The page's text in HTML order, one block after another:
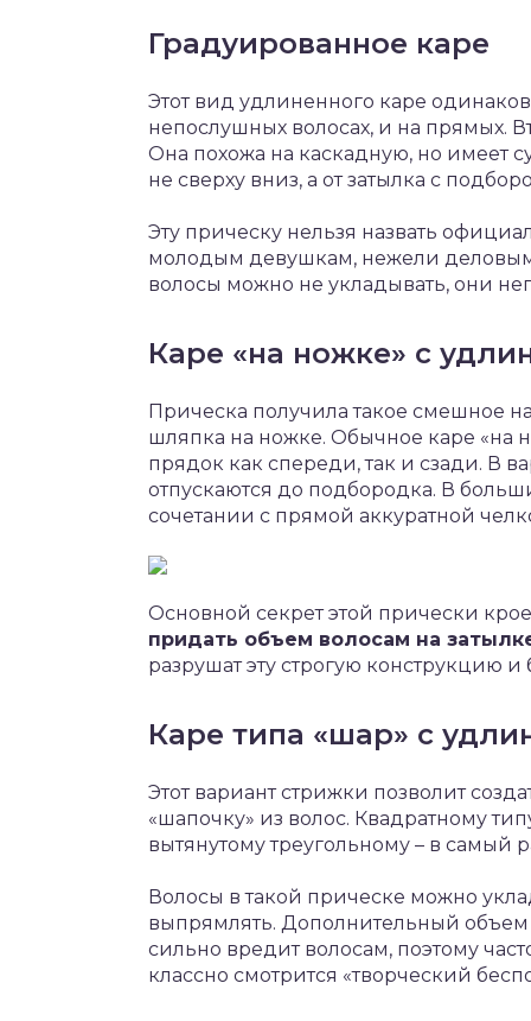
Градуированное каре
Этот вид удлиненного каре
непослушных волосах, и на прямых.
Она похожа на каскадную, но имеет
не сверху вниз, а от затылка с
Эту прическу нельзя назвать
молодым девушкам, нежели
волосы можно не укладывать, они
Каре «на ножке» с
Прическа получила такое смешное
шляпка на ножке. Обычное каре «на
прядок как спереди, так и сзади. В
отпускаются до подбородка. В
сочетании с прямой аккуратной
Основной секрет этой прически
придать объем волосам на
разрушат эту строгую конструкцию и
Каре типа «шар» с
Этот вариант стрижки позволит
«шапочку» из волос. Квадратному
вытянутому треугольному – в самый
Волосы в такой прическе можно
выпрямлять. Дополнительный объем
сильно вредит волосам, поэтому
классно смотрится «творческий